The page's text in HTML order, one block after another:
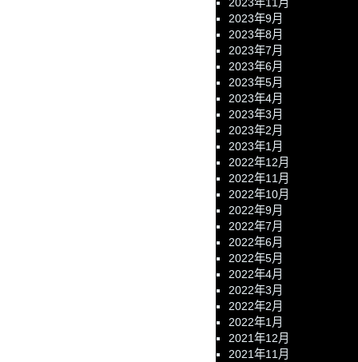
2023年9月
2023年8月
2023年7月
2023年6月
2023年5月
2023年4月
2023年3月
2023年2月
2023年1月
2022年12月
2022年11月
2022年10月
2022年9月
2022年7月
2022年6月
2022年5月
2022年4月
2022年3月
2022年2月
2022年1月
2021年12月
2021年11月